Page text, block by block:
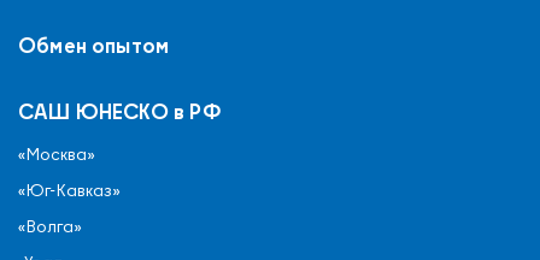
Обмен опытом
САШ ЮНЕСКО в РФ
«Москва»
«Юг-Кавказ»
«Волга»